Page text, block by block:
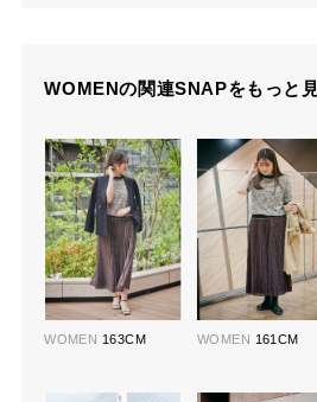
WOMENの関連SNAPをもっと
WOMEN 163CM WOMEN 161CM